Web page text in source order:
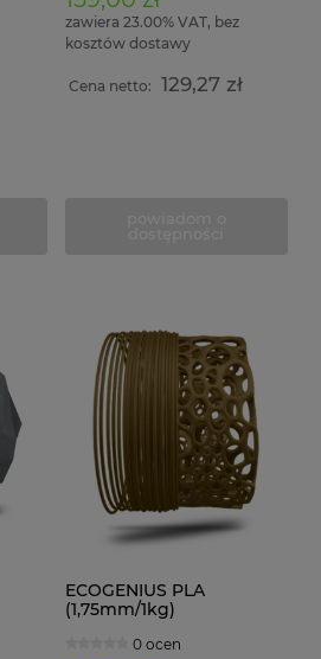
zawiera 23.00% VAT, bez
kosztów dostawy
Cena netto: 129,27 zł
ECOGENIUS PLA
(1,75mm/1kg)
0 ocen